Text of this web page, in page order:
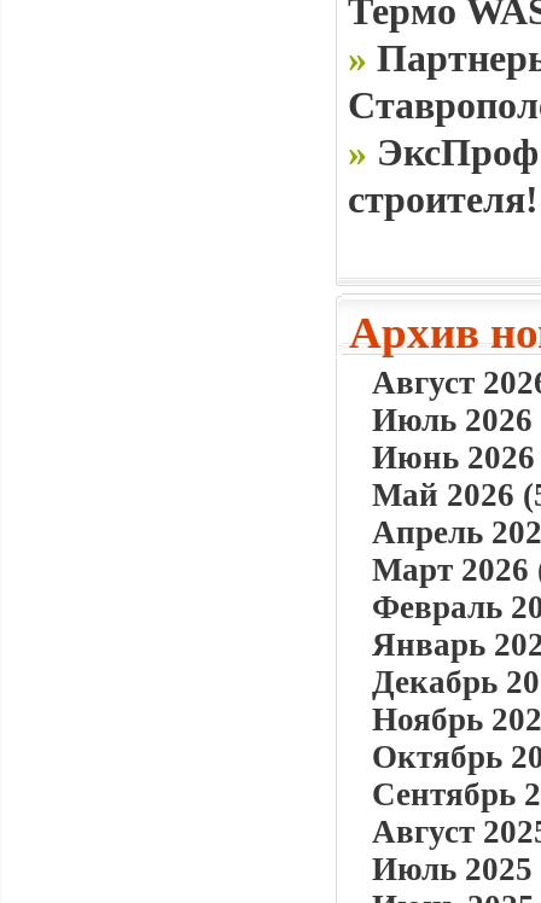
Термо
»
» ЭксПроф
строителя!
Архив
Август
Июль 2026
Июнь 2026
Май 2026
Апрель
Март 2026
Февраль
Январь
Декабрь
Ноябрь
Октябрь
Сентябрь
Август
Июль 2025